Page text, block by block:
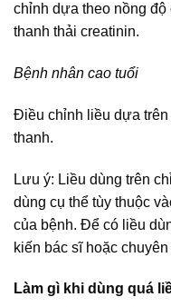
chỉnh dựa theo nồng độ
thanh thải creatinin.
Bệnh nhân cao tuổi
Điều chỉnh liều dựa trên
thanh.
Lưu ý: Liều dùng trên
dùng cụ thể tùy thuộc
của bệnh. Để có liều
kiến bác sĩ hoặc chuyên
Làm gì khi dùng quá